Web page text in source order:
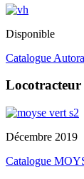
Disponible
Catalogue
Décembre 2019
Catalogue